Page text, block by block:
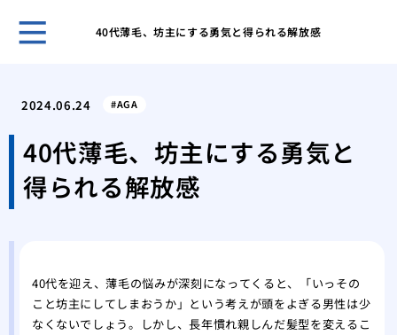
40代薄毛、坊主にする勇気と得られる解放感
ケ
脱
2024.06.24 AGA
40代薄毛、坊主にする勇気と
得られる解放感
40代を迎え、薄毛の悩みが深刻になってくると、「いっその
こと坊主にしてしまおうか」という考えが頭をよぎる男性は少
なくないでしょう。しかし、長年慣れ親しんだ髪型を変えるこ